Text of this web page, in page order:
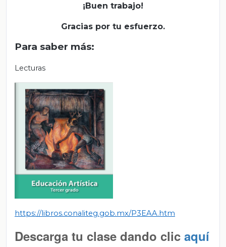
¡Buen trabajo!
Gracias por tu esfuerzo.
Para saber más:
Lecturas
https://libros.conaliteg.gob.mx/P3EAA.htm
Descarga tu clase dando clic aquí